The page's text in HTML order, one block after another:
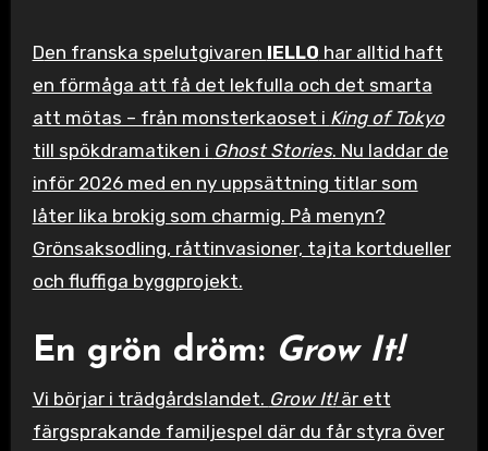
Den franska spelutgivaren IELLO har alltid haft
en förmåga att få det lekfulla och det smarta
att mötas – från monsterkaoset i King of Tokyo
till spökdramatiken i Ghost Stories. Nu laddar de
inför 2026 med en ny uppsättning titlar som
låter lika brokig som charmig. På menyn?
Grönsaksodling, råttinvasioner, tajta kortdueller
och fluffiga byggprojekt.
En grön dröm: Grow It!
Vi börjar i trädgårdslandet. Grow It!är ett
färgsprakande familjespel där du får styra över